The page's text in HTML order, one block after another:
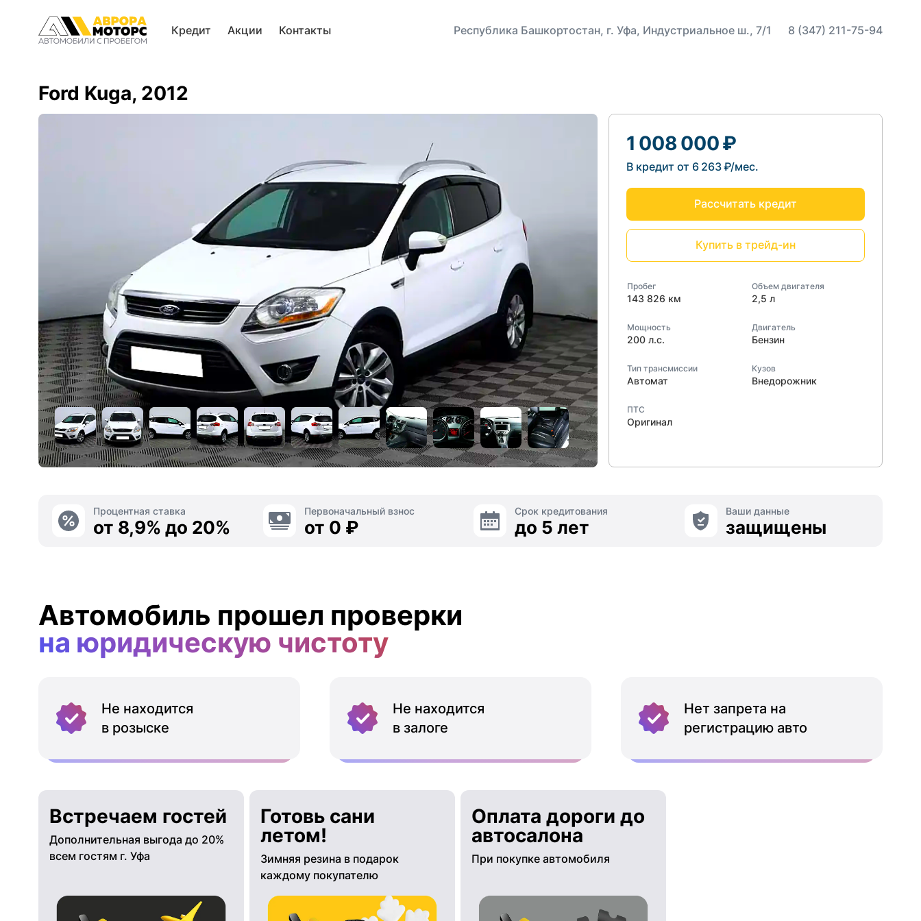
Кредит Акции Контакты Республика Башкортостан, г. Уфа, Индустриальное ш., 7/1 8 (347) 211-75-94
Ford Kuga, 2012
1 008 000 ₽
В кредит от 6 263 ₽/мес.
Рассчитать кредит
Купить в трейд-ин
Пробег
143 826 км
Объем двигателя
2,5 л
Мощность
200 л.с.
Двигатель
Бензин
Тип трансмиссии
Автомат
Кузов
Внедорожник
ПТС
Оригинал
Процентная ставка
от 8,9% до 20%
Первоначальный взнос
от 0 ₽
Срок кредитования
до 5 лет
Ваши данные
защищены
Автомобиль прошел проверки
на юридическую чистоту
Не находится
в розыске
Не находится
в залоге
Нет запрета на
регистрацию авто
Встречаем гостей
Дополнительная выгода до 20%
всем гостям г. Уфа
Готовь сани
летом!
Зимняя резина в подарок
каждому покупателю
Оплата дороги до
автосалона
При покупке автомобиля